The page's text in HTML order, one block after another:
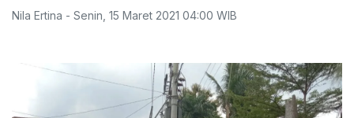
Nila Ertina - Senin 15 Maret 2021 04:00 WIB